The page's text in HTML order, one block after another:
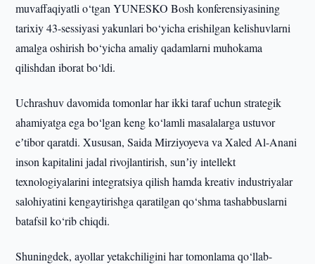
muvaffaqiyatli o‘tgan YUNESKO Bosh konferensiyasining
tarixiy 43-sessiyasi yakunlari bo‘yicha erishilgan kelishuvlarni
amalga oshirish bo‘yicha amaliy qadamlarni muhokama
qilishdan iborat bo‘ldi.
Uchrashuv davomida tomonlar har ikki taraf uchun strategik
ahamiyatga ega bo‘lgan keng ko‘lamli masalalarga ustuvor
eʼtibor qaratdi. Xususan, Saida Mirziyoyeva va Xaled Al-Anani
inson kapitalini jadal rivojlantirish, sunʼiy intellekt
texnologiyalarini integratsiya qilish hamda kreativ industriyalar
salohiyatini kengaytirishga qaratilgan qo‘shma tashabbuslarni
batafsil ko‘rib chiqdi.
Shuningdek, ayollar yetakchiligini har tomonlama qo‘llab-